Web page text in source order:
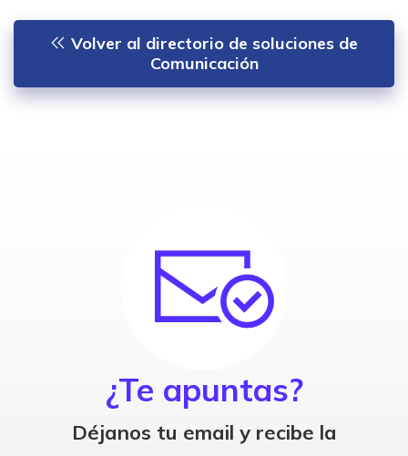
Volver al directorio de soluciones de
Comunicación
¿Te apuntas?
Déjanos tu email y recibe la